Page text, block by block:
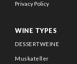
Privacy Policy
WINE TYPES
DESSERTWEINE
Muskateller